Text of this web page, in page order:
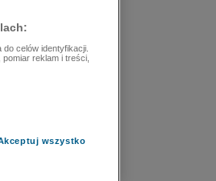
celów identyfikacji.
reklam i treści,
wszystko